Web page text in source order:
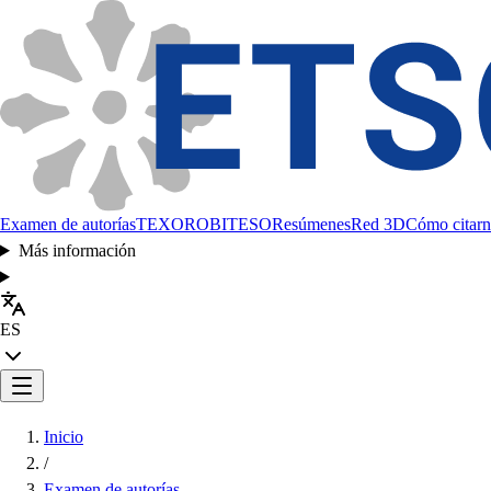
Examen de autoríasTEXOROBITESOResúmenesRed 3DCómo
Más información
ES
Inicio
/